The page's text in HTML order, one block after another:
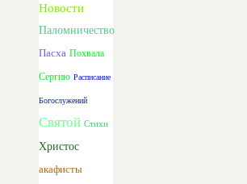
Новости
Паломничество
Пасха Похвала
Сергию Расписание
Богослужений
Святой Стихи
Христос
акафисты